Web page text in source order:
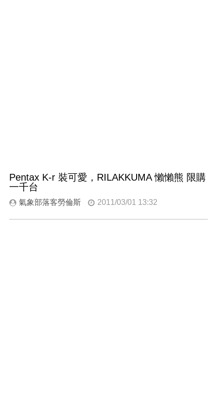
Pentax K-r 裝可愛，RILAKKUMA 懶懶熊 限購
一千台
氣象部落客勞倫斯 2011/03/01 13:32